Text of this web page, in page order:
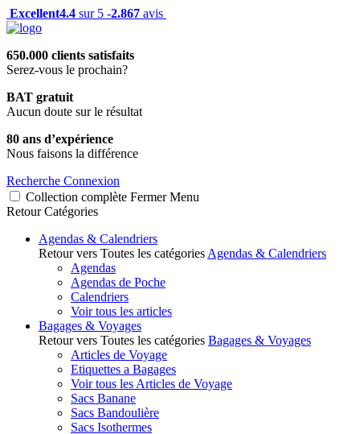
Excellent4.4 sur 5 -2.867 avis
650.000 clients satisfaits
Serez-vous le prochain?
BAT gratuit
Aucun doute sur le résultat
80 ans d’expérience
Nous faisons la différence
Recherche Connexion
Collection complète Fermer Menu
Retour Catégories
Agendas & Calendriers
Retour vers Toutes les catégories Agendas & Calendriers
Agendas
Agendas de Poche
Calendriers
Voir tous les articles
Bagages & Voyages
Retour vers Toutes les catégories Bagages & Voyages
Articles de Voyage
Etiquettes a Bagages
Voir tous les Articles de Voyage
Sacs Banane
Sacs Bandoulière
Sacs Isothermes